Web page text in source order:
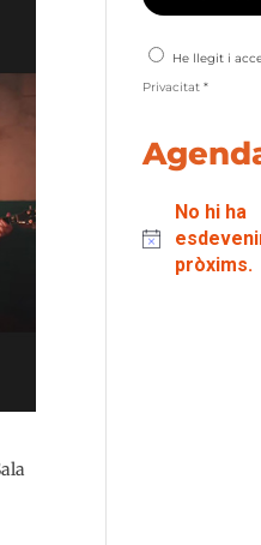
He llegit i
Privacitat *
No hi ha
pròxims.